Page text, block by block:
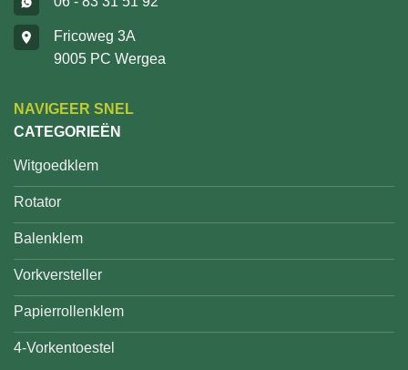
Fricoweg 3A
9005 PC Wergea
NAVIGEER SNEL
CATEGORIEËN
Witgoedklem
Rotator
Balenklem
Vorkversteller
Papierrollenklem
4-Vorkentoestel